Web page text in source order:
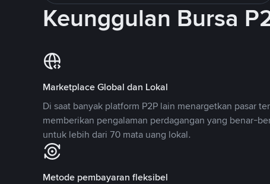
Keunggulan Bursa
Marketplace Global dan Lokal
Di saat banyak platform P2P lain menargetkan pasar
memberikan pengalaman perdagangan yang benar-
untuk lebih dari 70 mata uang lokal.
Metode pembayaran fleksibel